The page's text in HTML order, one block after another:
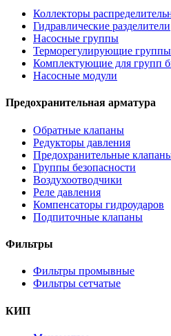
Коллекторы
Гидравлические разделители
Насосные группы
Терморегулирующие группы
Комплектующие для групп
Насосные модули
Предохранительная арматура
Обратные клапаны
Редукторы давления
Предохранительные
Группы безопасности
Воздухоотводчики
Реле давления
Компенсаторы гидроударов
Подпиточные клапаны
Фильтры
Фильтры промывные
Фильтры сетчатые
КИП